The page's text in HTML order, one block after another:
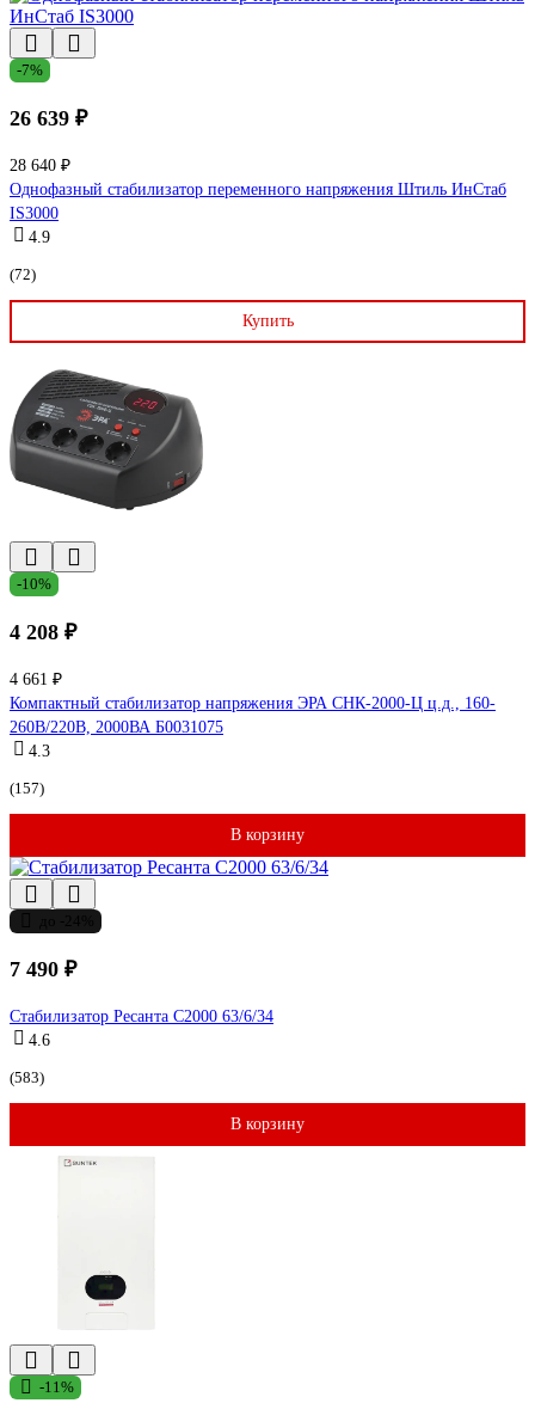
-7%
26 639 ₽
28 640 ₽
Однофазный стабилизатор переменного напряжения Штиль ИнСтаб
IS3000
4.9
(72)
Купить
-10%
4 208 ₽
4 661 ₽
Компактный стабилизатор напряжения ЭРА СНК-2000-Ц ц.д., 160-
260В/220В, 2000ВА Б0031075
4.3
(157)
В корзину
7 490 ₽
Стабилизатор Ресанта С2000 63/6/34
4.6
(583)
В корзину
-11%